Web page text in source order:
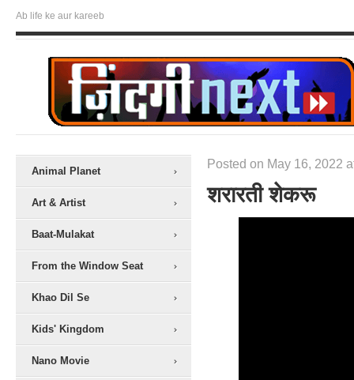
Ab life ke aur kareeb
Animal Planet
Art & Artist
Baat-Mulakat
From the Window Seat
Khao Dil Se
Kids' Kingdom
Nano Movie
Posted on May 16, 2022
शरारती शेकरू